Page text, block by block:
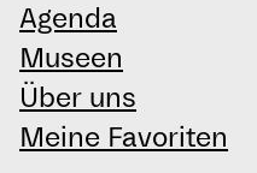
Agenda
Museen
Über uns
Meine Favoriten